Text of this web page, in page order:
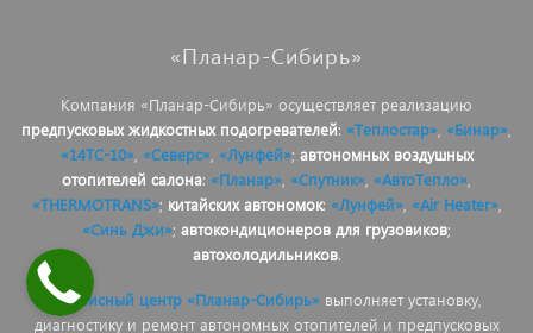
«Планар-Сибирь»
Компания «Планар-Сибирь» осуществляет реализацию
предпусковых жидкостных подогревателей: «Теплостар» «Бинар»
«14ТС-10», «Северс», «Лунфей»; автономных воздушных
отопителей салона: «Планар» «Спутник» «АвтоТепло»
«THERMOTRANS»; китайских автономок: «Лунфей», «Air Heater»,
«Синь Джи»; автокондиционеров для грузовиков;
автохолодильников.
Сервисный центр «Планар-Сибирь»выполняет установку,
диагностику и ремонт автономных отопителей и предпусковых